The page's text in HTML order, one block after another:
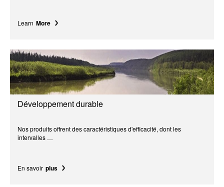
Learn More
Développement durable
Nos produits offrent des caractéristiques d'efficacité, dont les
intervalles …
En savoir plus